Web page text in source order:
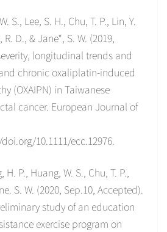
S., Lee, S. H., Chu, T. P., Lin, Y.
D., & Jane*, S. W. (2019,
longitudinal trends and
chronic oxaliplatin-induced
(OXAIPN) in Taiwanese
cancer. European Journal of
10.1111/ecc.12976.
H. P., Huang, W. S., Chu, T. P.,
S. W. (2020, Sep.10, Accepted).
study of an education
exercise program on